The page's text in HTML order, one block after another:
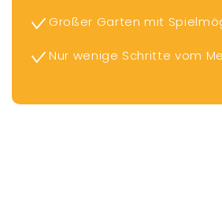
Großer Garten mit
Nur wenige Schritte vom